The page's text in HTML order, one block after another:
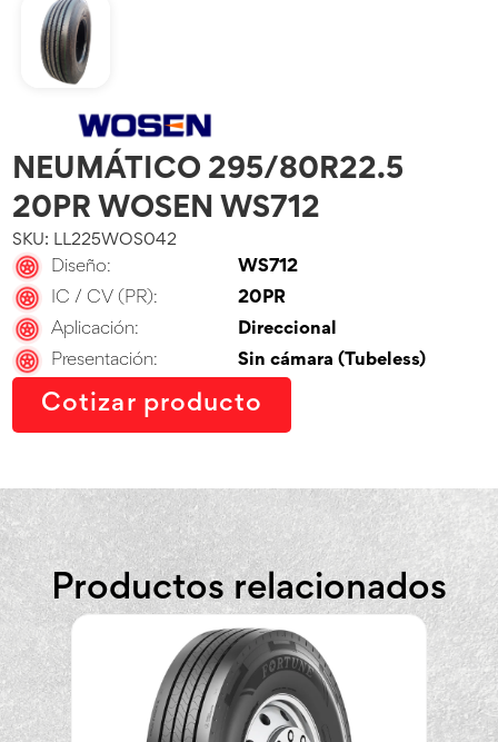
NEUMÁTICO 295/80R22.5
20PR WOSEN WS712
SKU: LL225WOS042
Diseño:
WS712
IC / CV (PR):
20PR
Aplicación:
Direccional
Presentación:
Sin cámara (Tubeless)
Cotizar producto
Productos relacionados